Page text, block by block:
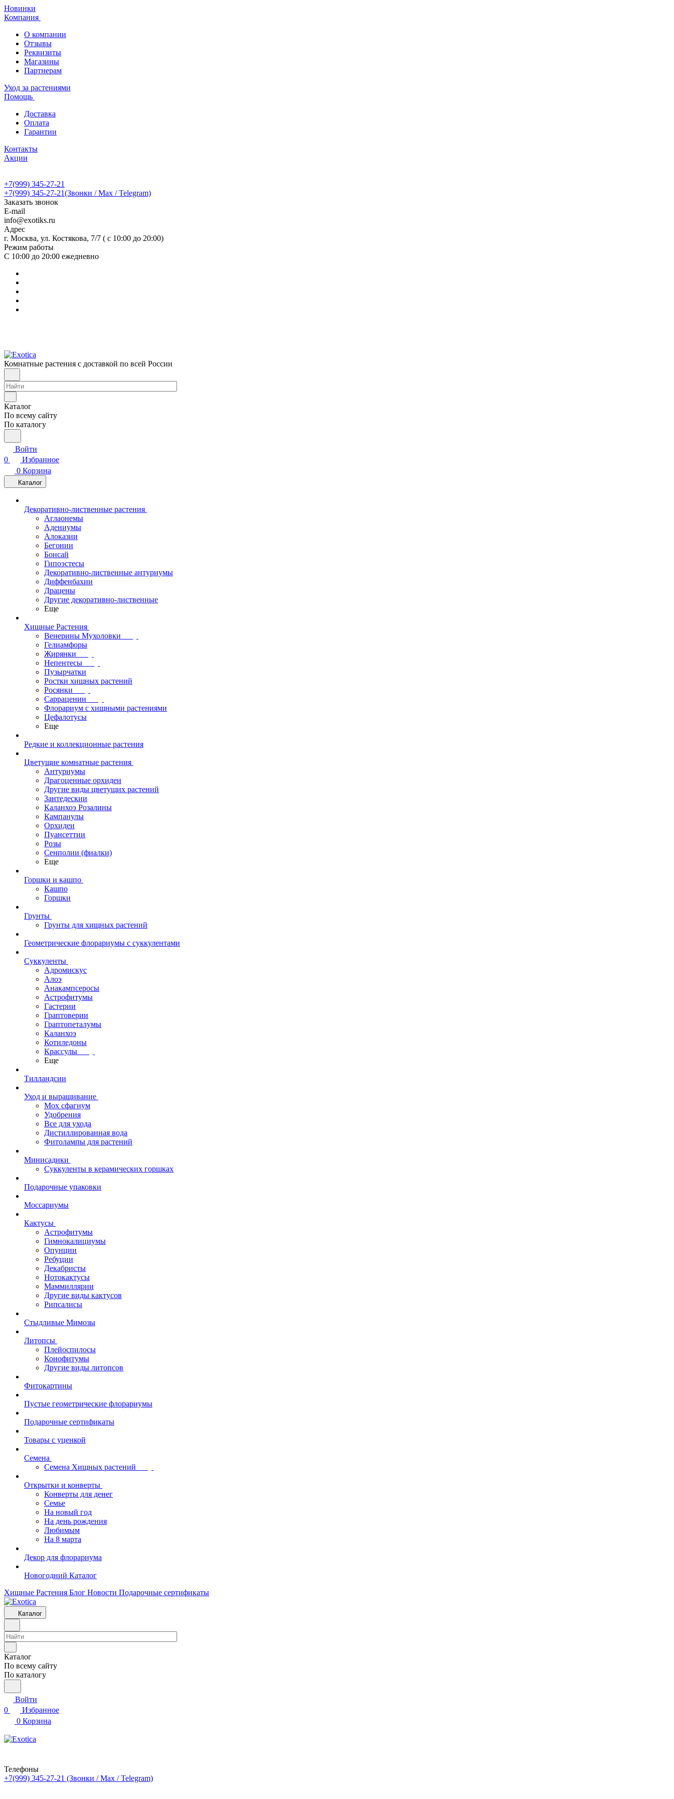
Новинки
Компания
О компании
Отзывы
Реквизиты
Магазины
Партнерам
Уход за растениями
Помощь
Доставка
Оплата
Гарантии
Контакты
Акции
+7(999) 345-27-21
+7(999) 345-27-21(Звонки / Max / Telegram)
Заказать звонок
E-mail
info@exotiks.ru
Адрес
г. Москва, ул. Костякова, 7/7 ( с 10:00 до 20:00)
Режим работы
С 10:00 до 20:00 ежедневно
Комнатные растения с доставкой по всей России
Каталог
По всему сайту
По каталогу
Войти
0
Избранное
0 Корзина
Каталог
Декоративно-лиственные растения
Аглаонемы
Адениумы
Алоказии
Бегонии
Бонсай
Гипоэстесы
Декоративно-лиственные антуриумы
Диффенбахии
Драцены
Другие декоративно-лиственные
Еще
Хищные Растения
Венерины Мухоловки
Гелиамфоры
Жирянки
Непентесы
Пузырчатки
Ростки хищных растений
Росянки
Саррацении
Флорариум с хищными растениями
Цефалотусы
Еще
Редкие и коллекционные растения
Цветущие комнатные растения
Антуриумы
Драгоценные орхидеи
Другие виды цветущих растений
Зантедескии
Каланхоэ Розалины
Кампанулы
Орхидеи
Пуансеттии
Розы
Сенполии (фиалки)
Еще
Горшки и кашпо
Кашпо
Горшки
Грунты
Грунты для хищных растений
Геометрические флорариумы с суккулентами
Суккуленты
Адромискус
Алоэ
Анакампсеросы
Астрофитумы
Гастерии
Граптоверии
Граптопеталумы
Каланхоэ
Котиледоны
Крассулы
Еще
Тилландсии
Уход и выращивание
Мох сфагнум
Удобрения
Все для ухода
Дистиллированная вода
Фитолампы для растений
Минисадики
Суккуленты в керамических горшках
Подарочные упаковки
Моссариумы
Кактусы
Астрофитумы
Гимнокалициумы
Опунции
Ребуции
Декабристы
Нотокактусы
Маммиллярии
Другие виды кактусов
Рипсалисы
Стыдливые Мимозы
Литопсы
Плейоспилосы
Конофитумы
Другие виды литопсов
Фитокартины
Пустые геометрические флорариумы
Подарочные сертификаты
Товары с уценкой
Семена
Семена Хищных растений
Открытки и конверты
Конверты для денег
Семье
На новый год
На день рождения
Любимым
На 8 марта
Декор для флорариума
Новогодний Каталог
Хищные Растения Блог Новости Подарочные сертификаты
Каталог
Каталог
По всему сайту
По каталогу
Войти
0
Избранное
0 Корзина
Телефоны
+7(999) 345-27-21 (Звонки / Max / Telegram)